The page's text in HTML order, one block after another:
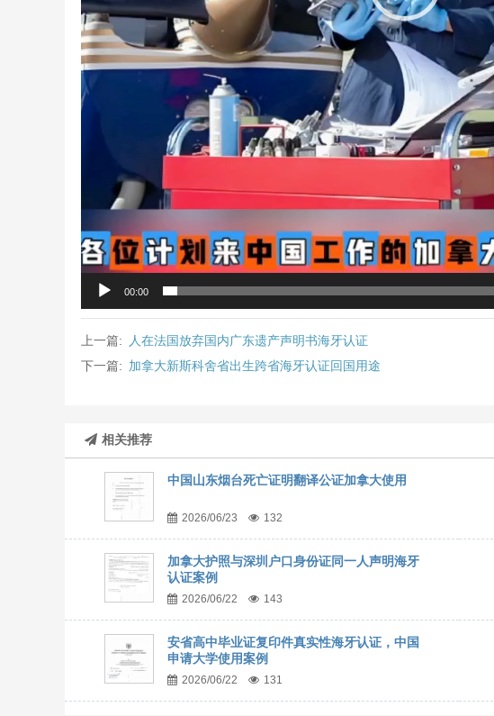
00:00
上一篇:
人在法国放弃国内广东遗产声明书海牙认证
下一篇: 加拿大新斯科舍省出生跨省海牙认证回国用途
相关推荐
中国山东烟台死亡证明翻译公证加拿大使用
2026/06/23 132
加拿大护照与深圳户口身份证同一人声明海牙
认证案例
2026/06/22 143
安省高中毕业证复印件真实性海牙认证，中国
申请大学使用案例
2026/06/22 131